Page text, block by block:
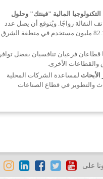
التكنولوجيا المالية "فينتك" وحلول
النقالة رواجًا. ويُتوقع أن يصل عدد
مستخدمي الخدمات المصرفية عبر الهاتف إلى 82.1 مليون مستخدم في منطقة الشرق
قطاعان فرعيان تنافسيان بفضل توافر
والقطاعات الأخرى.
لمساعدة الشركات المحلية
والتطوير في قطاع الصناعات
على